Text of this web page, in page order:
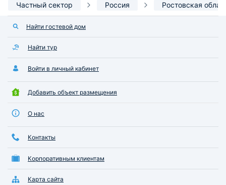
Частный сектор Россия Ростовская
Найти гостевой дом
Найти тур
Войти в личный кабинет
Добавить объект размещения
О нас
Контакты
Корпоративным клиентам
Карта сайта